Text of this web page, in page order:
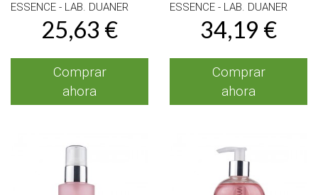
ESSENCE - LAB. DUANER
25,63 €
Comprar
ahora
ESSENCE - LAB. DUANER
34,19 €
Comprar
ahora